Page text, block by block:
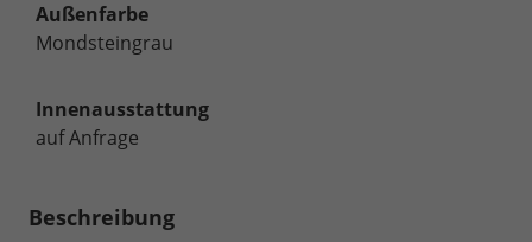
Außenfarbe
Mondsteingrau
Innenausstattung
auf Anfrage
Beschreibung